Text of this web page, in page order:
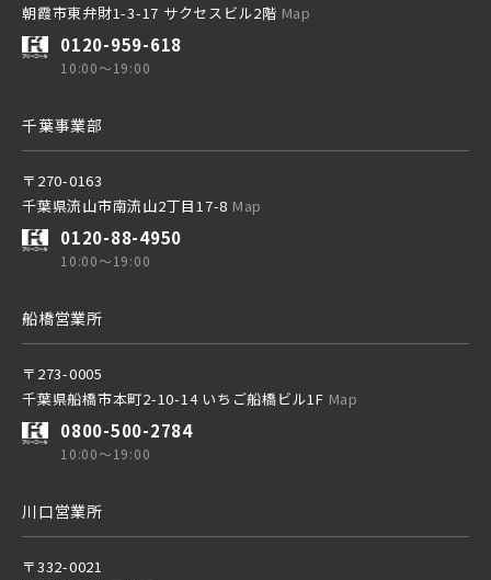
京成本線
京成押上線
京成成田スカイアクセス線
京成千葉線
西武線
西武池袋線
20棟以上の大型分譲
朝霞市東弁財1-3-17 サクセスビル2階 Map
0120-959-618
10:00～19:00
千葉事業部
〒270-0163
千葉県流山市南流山2丁目17-8 Map
0120-88-4950
10:00～19:00
船橋営業所
〒273-0005
千葉県船橋市本町2-10-14 いちご船橋ビル1F Map
0800-500-2784
10:00～19:00
川口営業所
〒332-0021